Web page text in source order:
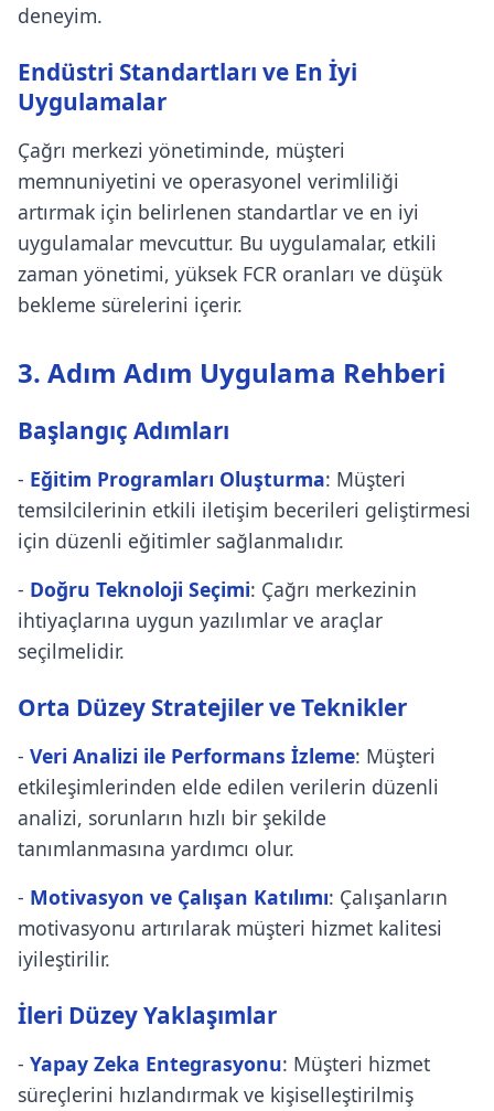
deneyim.
Endüstri Standartları ve En İyi
Uygulamalar
Çağrı merkezi yönetiminde, müşteri
memnuniyetini ve operasyonel verimliliği
artırmak için belirlenen standartlar ve en iyi
uygulamalar mevcuttur. Bu uygulamalar, etkili
zaman yönetimi, yüksek FCR oranları ve düşük
bekleme sürelerini içerir.
3. Adım Adım Uygulama Rehberi
Başlangıç Adımları
- Eğitim Programları Oluşturma: Müşteri
temsilcilerinin etkili iletişim becerileri geliştirmesi
için düzenli eğitimler sağlanmalıdır.
- Doğru Teknoloji Seçimi: Çağrı merkezinin
ihtiyaçlarına uygun yazılımlar ve araçlar
seçilmelidir.
Orta Düzey Stratejiler ve Teknikler
- Veri Analizi ile Performans İzleme: Müşteri
etkileşimlerinden elde edilen verilerin düzenli
analizi, sorunların hızlı bir şekilde
tanımlanmasına yardımcı olur.
- Motivasyon ve Çalışan Katılımı: Çalışanların
motivasyonu artırılarak müşteri hizmet kalitesi
iyileştirilir.
İleri Düzey Yaklaşımlar
- Yapay Zeka Entegrasyonu: Müşteri hizmet
süreçlerini hızlandırmak ve kişiselleştirilmiş